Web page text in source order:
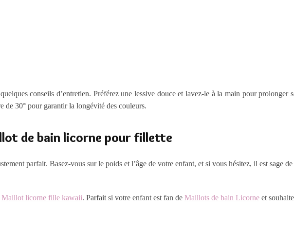
conseils d’entretien. Préférez une lessive douce et lavez-le à la main pour prolonger
de 30° pour garantir la longévité des couleurs.
de bain licorne pour fillette
parfait. Basez-vous sur le poids et l’âge de votre enfant, et si vous hésitez, il est sage
Maillot licorne fille kawaii. Parfait si votre enfant est fan deMaillots de bain Licorne et